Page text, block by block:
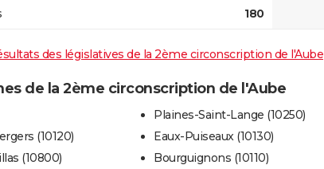
180
des législatives de la 2ème circonscription de l'Aube
de la 2ème circonscription de l'Aube
(10120)
(10800)
Plaines-Saint-Lange (10250)
Eaux-Puiseaux (10130)
Bourguignons (10110)